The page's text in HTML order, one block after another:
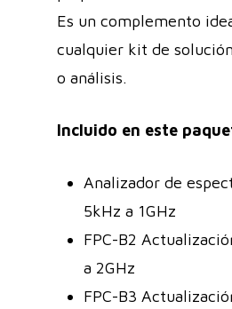
Es un complemento
cualquier kit de
o análisis.
Incluido en este
Analizador de
5kHz a 1GHz
FPC-B2
a 2GHz
FPC-B3